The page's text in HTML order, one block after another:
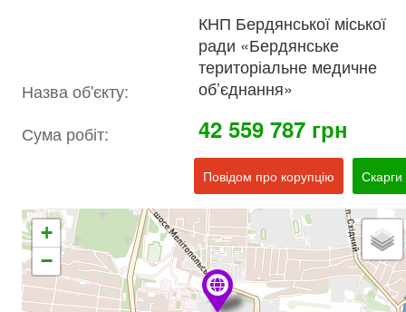
Назва об'єкту:
КНП Бердянської міської
ради «Бердянське
територіальне медичне
об’єднання»
Сума робіт:
42 559 787 грн
Повідом про корупцію Скарги
+
−